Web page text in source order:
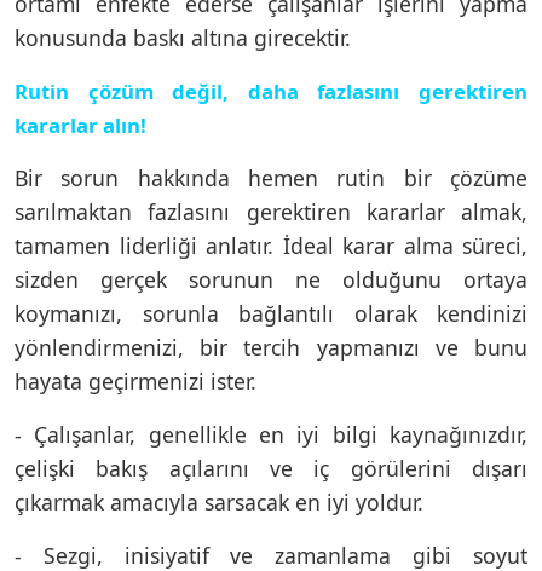
konusunda baskı altına girecektir.
Rutin çözüm değil, daha fazlasını gerektiren
kararlar alın!
Bir sorun hakkında hemen rutin bir çözüme
sarılmaktan fazlasını gerektiren kararlar almak,
tamamen liderliği anlatır. İdeal karar alma süreci,
sizden gerçek sorunun ne olduğunu ortaya
koymanızı, sorunla bağlantılı olarak kendinizi
yönlendirmenizi, bir tercih yapmanızı ve bunu
hayata geçirmenizi ister.
- Çalışanlar, genellikle en iyi bilgi kaynağınızdır,
çelişki bakış açılarını ve iç görülerini dışarı
çıkarmak amacıyla sarsacak en iyi yoldur.
- Sezgi, inisiyatif ve zamanlama gibi soyut